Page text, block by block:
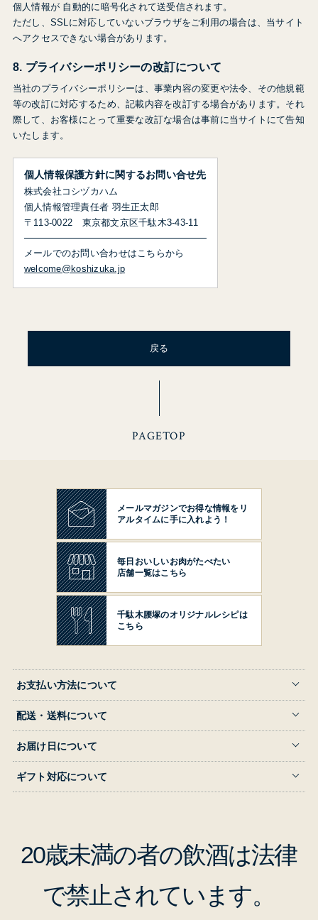
個人情報が 自動的に暗号化されて送受信されます。
ただし、SSLに対応していないブラウザをご利用の場合は、当サイト
へアクセスできない場合があります。
8. プライバシーポリシーの改訂について
当社のプライバシーポリシーは、事業内容の変更や法令、その他規範
等の改訂に対応するため、記載内容を改訂する場合があります。それ
際して、お客様にとって重要な改訂な場合は事前に当サイトにて告知
いたします。
個人情報保護方針に関するお問い合せ先
株式会社コシヅカハム
個人情報管理責任者 羽生正太郎
〒113-0022 東京都文京区千駄木3-43-11
メールでのお問い合わせはこちらから
welcome@koshizuka.jp
戻る
PAGETOP
メールマガジンでお得な情報を リ
アルタイムに手に入れよう！
毎日おいしいお肉がたべたい
店舗一覧はこちら
千駄木腰塚のオリジナルレシピは
こちら
お支払い方法について
配送・送料について
お届け日について
ギフト対応について
20歳未満の者の飲酒は法律
で禁止されています。